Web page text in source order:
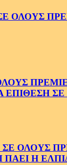
ΕΠΙΘΕΣΗ
Η